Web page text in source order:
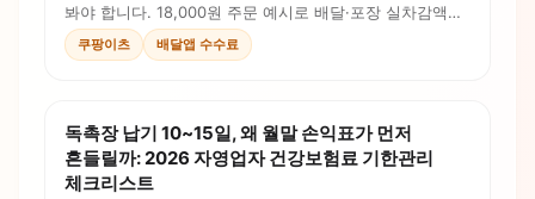
봐야 합니다. 18,000원 주문 예시로 배달·포장 실차감액과
남는 돈을 비교합니다.
쿠팡이츠 배달앱 수수료
독촉장 납기 10~15일, 왜 월말 손익표가 먼저
흔들릴까: 2026 자영업자 건강보험료 기한관리
체크리스트